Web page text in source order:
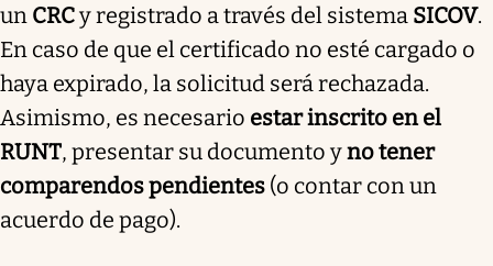
un CRCy registrado a través del sistema SICOV.
En caso de que el certificado no esté cargado o
haya expirado, la solicitud será rechazada.
Asimismo, es necesario estar inscrito en el
RUNT, presentar su documento yno tener
comparendos pendientes (o contar con un
acuerdo de pago).